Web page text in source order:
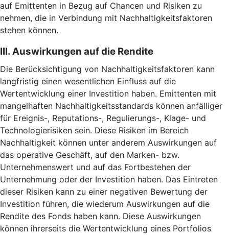
auf Emittenten in Bezug auf Chancen und Risiken zu
nehmen, die in Verbindung mit Nachhaltigkeitsfaktoren
stehen können.
III. Auswirkungen auf die Rendite
Die Berücksichtigung von Nachhaltigkeitsfaktoren kann
langfristig einen wesentlichen Einfluss auf die
Wertentwicklung einer Investition haben. Emittenten mit
mangelhaften Nachhaltigkeitsstandards können anfälliger
für Ereignis-, Reputations-, Regulierungs-, Klage- und
Technologierisiken sein. Diese Risiken im Bereich
Nachhaltigkeit können unter anderem Auswirkungen auf
das operative Geschäft, auf den Marken- bzw.
Unternehmenswert und auf das Fortbestehen der
Unternehmung oder der Investition haben. Das Eintreten
dieser Risiken kann zu einer negativen Bewertung der
Investition führen, die wiederum Auswirkungen auf die
Rendite des Fonds haben kann. Diese Auswirkungen
können ihrerseits die Wertentwicklung eines Portfolios